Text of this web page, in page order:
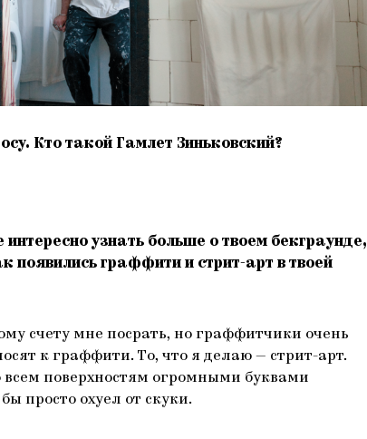
Кто такой Гамлет Зиньковский?
узнать больше о твоем бекграунде,
появились граффити и стрит-арт в твоей
счету мне посрать, но граффитчики очень
к граффити. То, что я делаю — стрит-арт.
всем поверхностям огромными буквами
просто охуел от скуки.